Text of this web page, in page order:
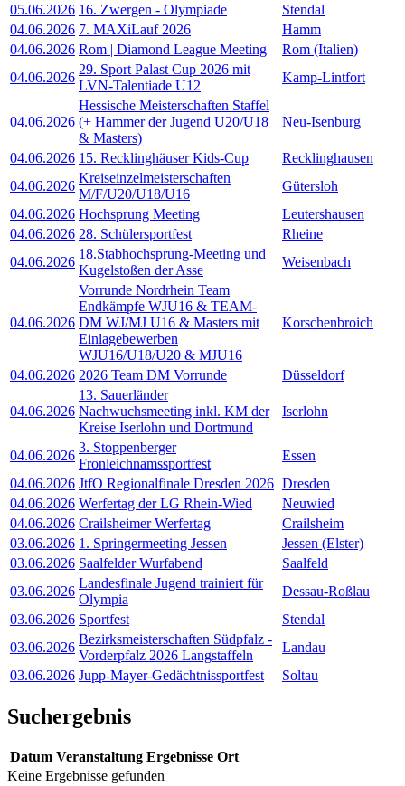
05.06.2026 16. Zwergen - Olympiade
Stendal
04.06.2026 7. MAXiLauf 2026
Hamm
04.06.2026 Rom | Diamond League Meeting
Rom (Italien)
04.06.2026
29. Sport Palast Cup 2026 mit
LVN-Talentiade U12
Kamp-Lintfort
04.06.2026
Hessische Meisterschaften Staffel
(+ Hammer der Jugend U20/U18
& Masters)
Neu-Isenburg
04.06.2026 15. Recklinghäuser Kids-Cup
Recklinghausen
04.06.2026
Kreiseinzelmeisterschaften
M/F/U20/U18/U16
Gütersloh
04.06.2026 Hochsprung Meeting
Leutershausen
04.06.2026 28. Schülersportfest
Rheine
04.06.2026
18.Stabhochsprung-Meeting und
Kugelstoßen der Asse
Weisenbach
04.06.2026
Vorrunde Nordrhein Team
Endkämpfe WJU16 & TEAM-
DM WJ/MJ U16 & Masters mit
Einlagebewerben
WJU16/U18/U20 & MJU16
Korschenbroich
04.06.2026 2026 Team DM Vorrunde Düsseldorf
04.06.2026
13. Sauerländer
Nachwuchsmeeting inkl. KM der
Kreise Iserlohn und Dortmund
Iserlohn
04.06.2026
3. Stoppenberger
Fronleichnamssportfest
Essen
04.06.2026 JtfO Regionalfinale Dresden 2026 Dresden
04.06.2026 Werfertag der LG Rhein-Wied
Neuwied
04.06.2026 Crailsheimer Werfertag
Crailsheim
03.06.2026 1. Springermeeting Jessen
Jessen (Elster)
03.06.2026 Saalfelder Wurfabend
Saalfeld
03.06.2026
Landesfinale Jugend trainiert für
Olympia
Dessau-Roßlau
03.06.2026 Sportfest
Stendal
03.06.2026
Bezirksmeisterschaften Südpfalz -
Vorderpfalz 2026 Langstaffeln
Landau
03.06.2026 Jupp-Mayer-Gedächtnissportfest Soltau
Suchergebnis
Datum Veranstaltung Ergebnisse Ort
Keine Ergebnisse gefunden